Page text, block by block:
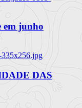
em junho
335x256.jpg
DAS